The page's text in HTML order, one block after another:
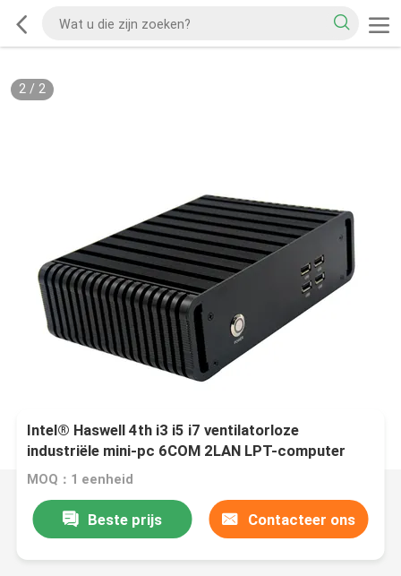
2/ 2
Intel® Haswell 4th i3 i5 i7 ventilatorloze
industriële mini-pc 6COM 2LAN LPT-computer
MOQ：1 eenheid
Beste prijs Contacteer ons